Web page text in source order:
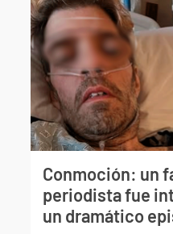
Conmoción: un
periodista fue
un dramático